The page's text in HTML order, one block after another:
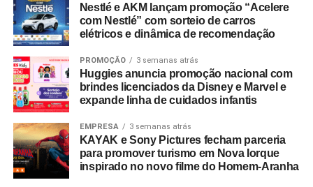
Nestlé e AKM lançam promoção “Acelere
com Nestlé” com sorteio de carros
elétricos e dinâmica de recomendação
PROMOÇÃO 3 semanas atrás
Huggies anuncia promoção nacional com
brindes licenciados da Disney e Marvel e
expande linha de cuidados infantis
EMPRESA 3 semanas atrás
KAYAK e Sony Pictures fecham parceria
para promover turismo em Nova Iorque
inspirado no novo filme do Homem-Aranha